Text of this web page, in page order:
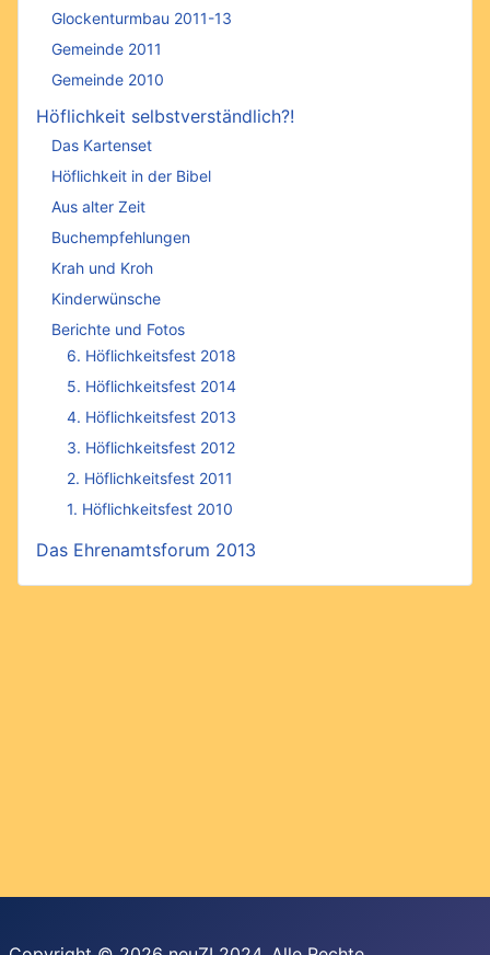
Glockenturmbau 2011-13
Gemeinde 2011
Gemeinde 2010
Höflichkeit selbstverständlich?!
Das Kartenset
Höflichkeit in der Bibel
Aus alter Zeit
Buchempfehlungen
Krah und Kroh
Kinderwünsche
Berichte und Fotos
6. Höflichkeitsfest 2018
5. Höflichkeitsfest 2014
4. Höflichkeitsfest 2013
3. Höflichkeitsfest 2012
2. Höflichkeitsfest 2011
1. Höflichkeitsfest 2010
Das Ehrenamtsforum 2013